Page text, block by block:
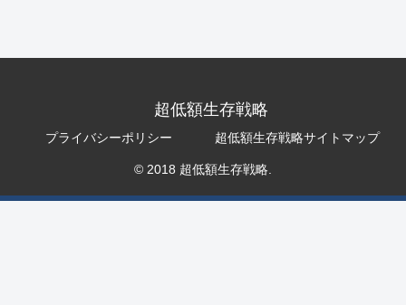
超低額生存戦略
プライバシーポリシー 超低額生存戦略サイトマップ
© 2018 超低額生存戦略.